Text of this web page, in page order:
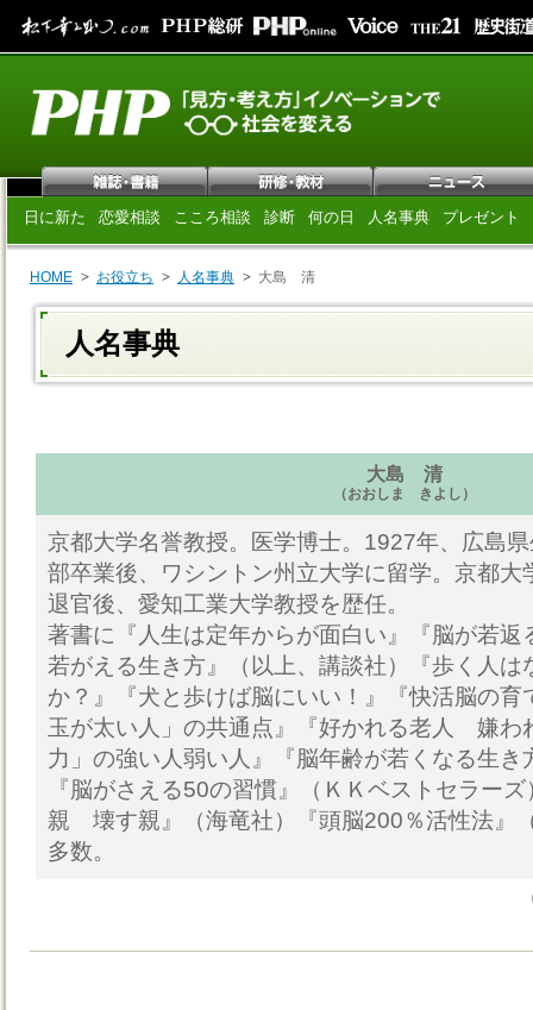
日に新た 恋愛相談 こころ相談 診断 何の日 人名事典 プレゼント
HOME お役立ち 人名事典 大島 清
人名事典
大島 清
（おおしま きよし）
京都大学名誉教授。医学博士。1927年、広島
部卒業後、ワシントン州立大学に留学。京都大
退官後、愛知工業大学教授を歴任。
著書に『人生は定年からが面白い』『脳が若返
若がえる生き方』（以上、講談社）『歩く人は
か？』『犬と歩けば脳にいい！』『快活脳の育
玉が太い人」の共通点』『好かれる老人 嫌わ
力」の強い人弱い人』『脳年齢が若くなる生き
『脳がさえる50の習慣』（ＫＫベストセラー
親 壊す親』（海竜社）『頭脳200％活性法』
多数。